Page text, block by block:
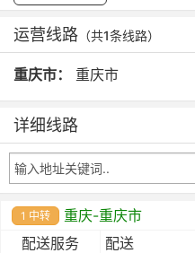
运营线路 （共1条线路）
重庆市： 重庆市
详细线路
1 中转
重庆-重庆市
配送服务
配送